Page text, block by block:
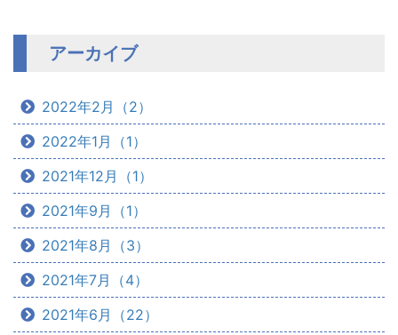
アーカイブ
2022年2月（2）
2022年1月（1）
2021年12月（1）
2021年9月（1）
2021年8月（3）
2021年7月（4）
2021年6月（22）